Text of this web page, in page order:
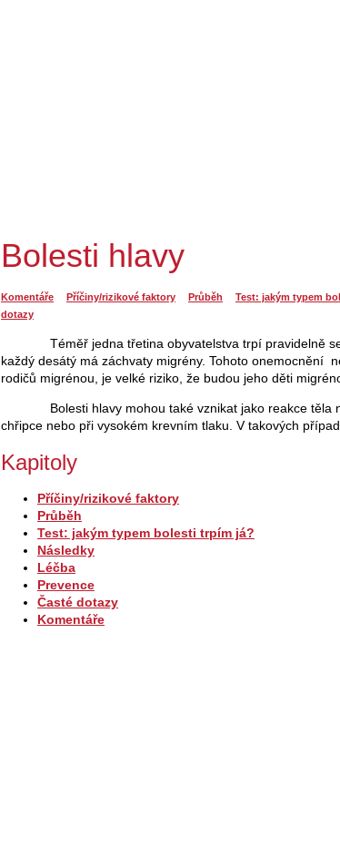
Bolesti hlavy
Komentáře Příčiny/rizikové faktory Průběh Test: jakým typem
dotazy
Téměř jedna třetina obyvatelstva trpí pravidelně
každý desátý má záchvaty migrény. Tohoto onemocnění
rodičů migrénou, je velké riziko, že budou jeho děti
Bolesti hlavy mohou také vznikat jako reakce těla
chřipce nebo při vysokém krevním tlaku. V takových
Kapitoly
Příčiny/rizikové faktory
Průběh
Test: jakým typem bolesti trpím já?
Následky
Léčba
Prevence
Časté dotazy
Komentáře